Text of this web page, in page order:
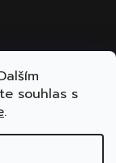
souhlas s
.